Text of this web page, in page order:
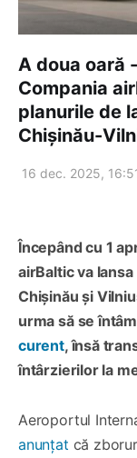
A doua oară
Compania
planurile de
Chișinău-
16 dec. 2025,
Începând cu 1
airBaltic va
Chișinău și
urma să se
curent, însă
întârzierilor la
Aeroportul
anunțat că